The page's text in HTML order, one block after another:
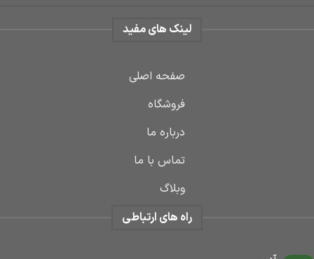
لینک های مفید
صفحه اصلی
فروشگاه
درباره ما
تماس با ما
وبلاگ
راه های ارتباطی